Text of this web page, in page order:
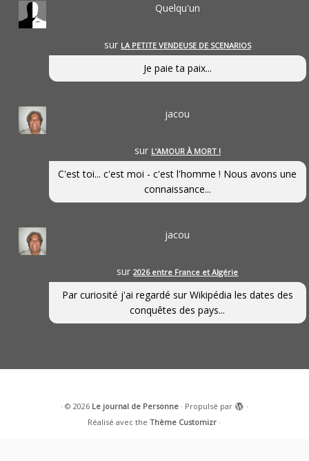
Quelqu'un
sur LA PETITE VENDEUSE DE SCENARIOS
Je paie ta paix...
jacou
sur L’AMOUR À MORT !
C'est toi... c'est moi - c'est l'homme ! Nous avons une
connaissance...
jacou
sur2026 entre France et Algérie
Par curiosité j'ai regardé sur Wikipédia les dates des
conquêtes des pays...
· © 2026 Le journal de Personne· Propulsé par
·
Réalisé avec theThème Customizr ·